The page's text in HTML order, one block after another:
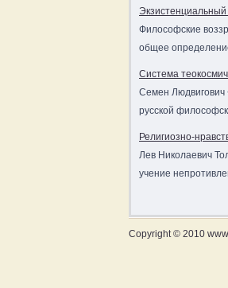
Философские
общее
Система
Семен Людвигович
русской
Религиозно-
Лев Николаевич
учение
Copyright © 2010